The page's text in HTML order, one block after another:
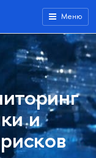
Меню
и